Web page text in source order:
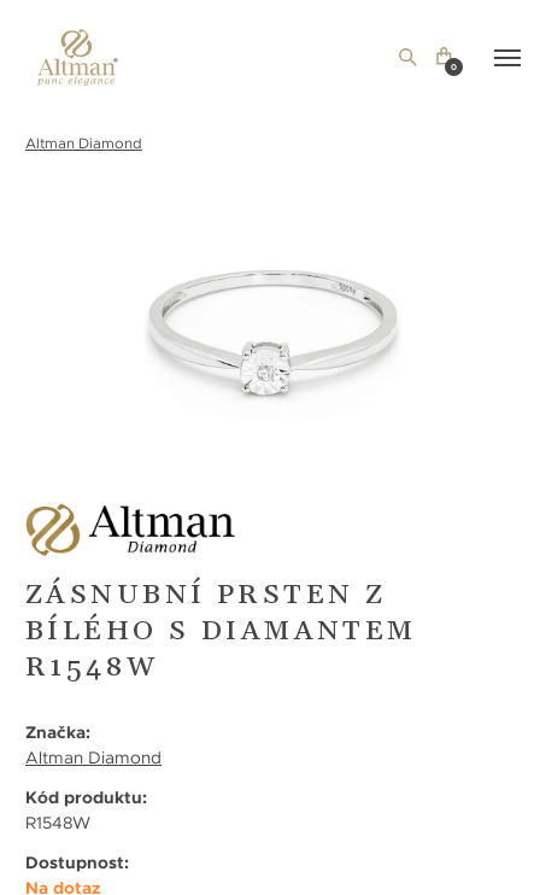
0
Altman Diamond
ZÁSNUBNÍ PRSTEN Z
BÍLÉHO S DIAMANTEM
R1548W
Značka:
Altman Diamond
Kód produktu:
R1548W
Dostupnost:
Na dotaz